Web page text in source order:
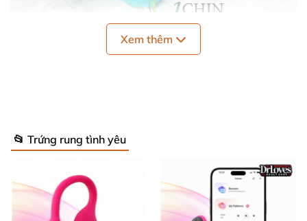
Với chức năng kích thích hoạt động
và hạnh phúc trong mỗi cuộc giao hoan.
Xem thêm
📂 Trứng rung tình yêu